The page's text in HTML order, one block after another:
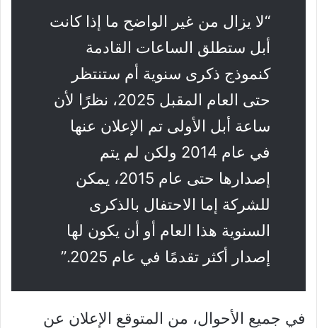
“لا يزال من غير الواضح ما إذا كانت
أبل ستطلق الساعات القادمة
كنموذج ذكرى سنوية أم ستنتظر
حتى العام المقبل 2025، نظرًا لأن
ساعة أبل الأولى تم الإعلان عنها
في عام 2014 ولكن لم يتم
إصدارها حتى عام 2015، يمكن
للشركة إما الاحتفال بالذكرى
السنوية هذا العام أو أن يكون لها
إصدار أكثر تقدمًا في عام 2025.”
في جميع الأحوال، من المتوقع الإعلان عن